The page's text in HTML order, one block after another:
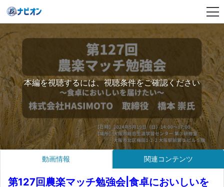
本編を視聴するには、視聴条件をご確認ください
動画情報 関連コンテンツ
第127回農楽マッチ勉強会|食卓においしいを